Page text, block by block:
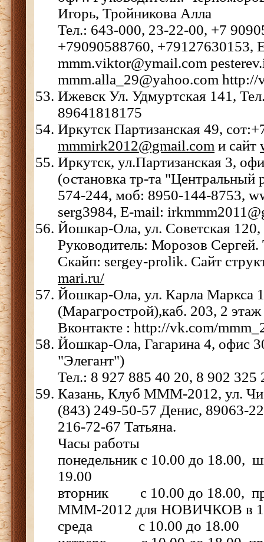
Игорь, Тройникова Алла
Тел.: 643-000, 23-22-00, +7
+79090588760, +79127630153,
mmm.viktor@ymail.com
mmm.alla_29@yahoo.com
Ижевск Ул. Удмуртская 141,
89641818175
Иркутск Партизанская 49,
mmmirk2012@gmail.com и сайт
Иркутск, ул.Партизанская 3,
(остановка тр-та
574-244, моб: 8950-144-8753,
serg3984, E-mail:
Йошкар-Ола, ул. Советская
Руководитель: Морозов
Скайп: sergey-prolik. Сайт
mari.ru/
Йошкар-Ола, ул. Карла Маркса
(Марагрострой),каб. 203, 2
Вконтакте : http://vk.com/
Йошкар-Ола, Гагарина 4, офис
"Элегант")
Тел.: 8 927 885 40 20, 8 902 325
Казань, Клуб МММ-2012, ул.
(843) 249-50-57 Денис, 89063-
216-72-67 Татьяна.
Часы работы
понедельник с 10.00 до 18.00,
19.00
вторник с 10.00 до 18.00,
МММ-2012 для НОВИЧКОВ в
среда с 10.00 до 18.00